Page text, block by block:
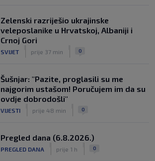
Zelenski razriješio ukrajinske
veleposlanike u Hrvatskoj, Albaniji i
Crnoj Gori
SVIJET prije 37 min 0
Šušnjar: "Pazite, proglasili su me
najgorim ustašom! Poručujem im da su
ovdje dobrodošli"
VIJESTI prije 48 min 0
Pregled dana (6.8.2026.)
PREGLED DANA prije 1 h 0